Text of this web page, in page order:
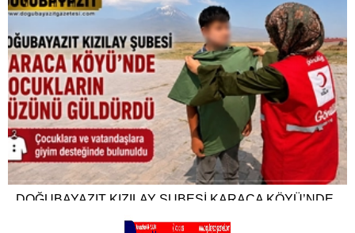
DOĞUBAYAZIT KIZILAY ŞUBESİ KARACA KÖYÜ’NDE